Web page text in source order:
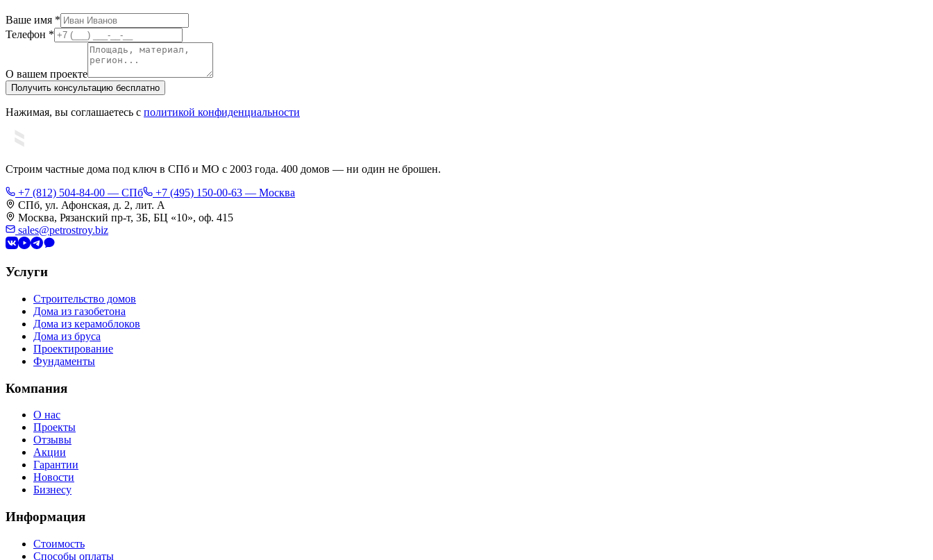
Ваше имя *
Телефон *
О вашем проекте
Получить консультацию бесплатно
Нажимая, вы соглашаетесь с политикой конфиденциальности
Строим частные дома под ключ в СПб и МО с 2003 года. 400 домов — ни один не брошен.
+7 (812) 504-84-00 — СПб
+7 (495) 150-00-63 — Москва
СПб, ул. Афонская, д. 2, лит. А
Москва, Рязанский пр-т, 3Б, БЦ «10», оф. 415
sales@petrostroy.biz
Услуги
Строительство домов
Дома из газобетона
Дома из керамоблоков
Дома из бруса
Проектирование
Фундаменты
Компания
О нас
Проекты
Отзывы
Акции
Гарантии
Новости
Бизнесу
Информация
Стоимость
Способы оплаты